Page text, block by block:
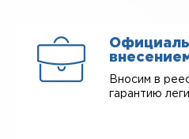
Вносим в
гарантию